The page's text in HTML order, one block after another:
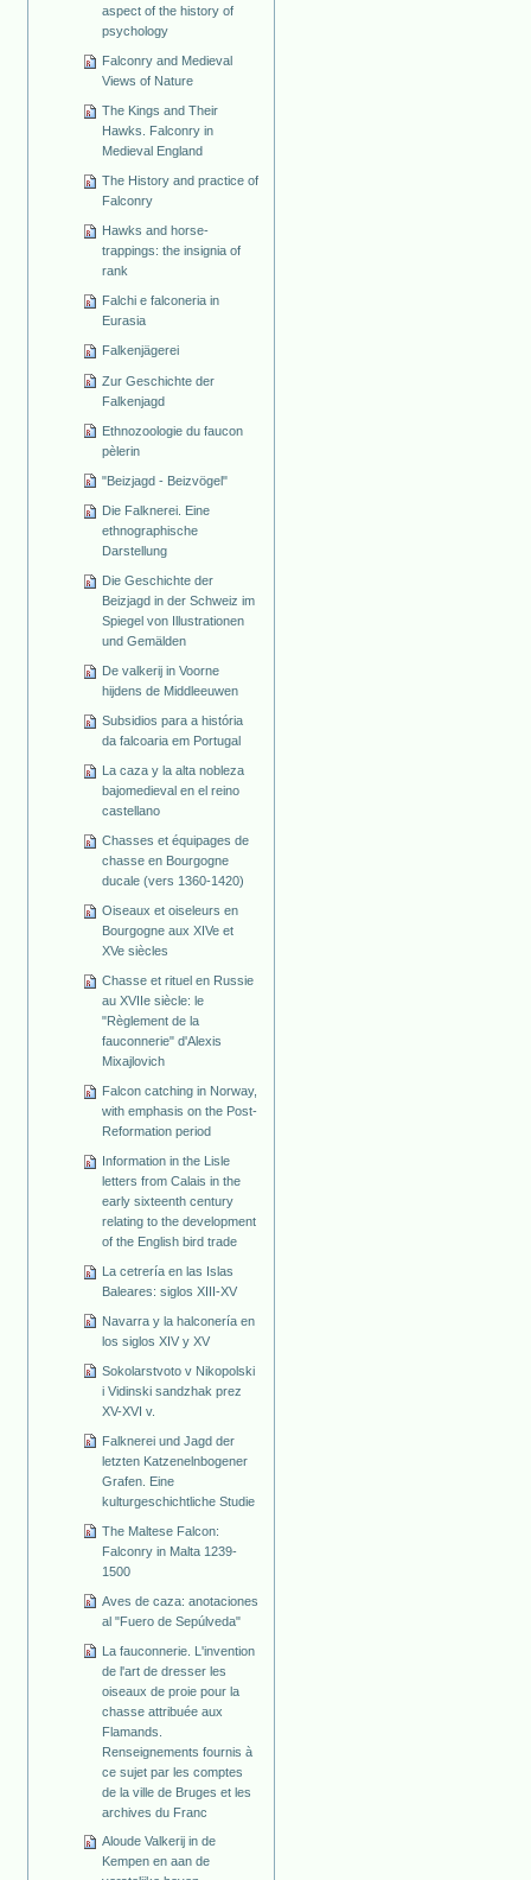
aspect of the history of
psychology
Falconry and Medieval
Views of Nature
The Kings and Their
Hawks. Falconry in
Medieval England
The History and practice of
Falconry
Hawks and horse-
trappings: the insignia of
rank
Falchi e falconeria in
Eurasia
Falkenjägerei
Zur Geschichte der
Falkenjagd
Ethnozoologie du faucon
pèlerin
"Beizjagd - Beizvögel"
Die Falknerei. Eine
ethnographische
Darstellung
Die Geschichte der
Beizjagd in der Schweiz im
Spiegel von Illustrationen
und Gemälden
De valkerij in Voorne
hijdens de Middleeuwen
Subsidios para a história
da falcoaria em Portugal
La caza y la alta nobleza
bajomedieval en el reino
castellano
Chasses et équipages de
chasse en Bourgogne
ducale (vers 1360-1420)
Oiseaux et oiseleurs en
Bourgogne aux XIVe et
XVe siècles
Chasse et rituel en Russie
au XVIIe siècle: le
"Règlement de la
fauconnerie" d'Alexis
Mixajlovich
Falcon catching in Norway,
with emphasis on the Post-
Reformation period
Information in the Lisle
letters from Calais in the
early sixteenth century
relating to the development
of the English bird trade
La cetrería en las Islas
Baleares: siglos XIII-XV
Navarra y la halconería en
los siglos XIV y XV
Sokolarstvoto v Nikopolski
i Vidinski sandzhak prez
XV-XVI v.
Falknerei und Jagd der
letzten Katzenelnbogener
Grafen. Eine
kulturgeschichtliche Studie
The Maltese Falcon:
Falconry in Malta 1239-
1500
Aves de caza: anotaciones
al "Fuero de Sepúlveda"
La fauconnerie. L'invention
de l'art de dresser les
oiseaux de proie pour la
chasse attribuée aux
Flamands.
Renseignements fournis à
ce sujet par les comptes
de la ville de Bruges et les
archives du Franc
Aloude Valkerij in de
Kempen en aan de